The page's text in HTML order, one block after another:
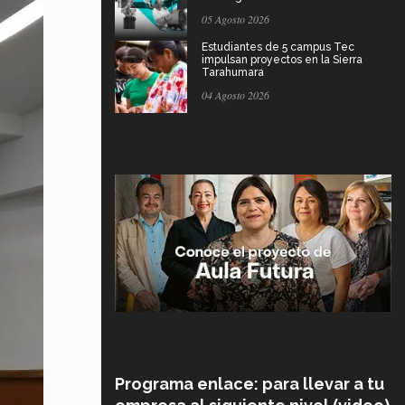
05 Agosto 2026
Estudiantes de 5 campus Tec
impulsan proyectos en la Sierra
Tarahumara
04 Agosto 2026
Programa enlace: para llevar a tu